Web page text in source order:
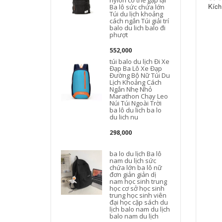
Ba lô sức chứa lớn
Túi du lịch khoảng
cách ngắn Túi giải trí
balo du lich balo đi
phượt
552,000
túi balo du lịch Đi Xe
Đạp Ba Lô Xe Đạp
Đường Bộ Nữ Túi Du
Lịch Khoảng Cách
Ngắn Nhẹ Nhỏ
Marathon Chạy Leo
Núi Túi Ngoài Trời
ba lô du lich ba lo
du lich nu
298,000
ba lo du lịch Ba lô
nam du lịch sức
chứa lớn ba lô nữ
đơn giản giản dị
nam học sinh trung
học cơ sở học sinh
trung học sinh viên
đại học cặp sách du
lịch balo nam du lịch
balo nam du lịch